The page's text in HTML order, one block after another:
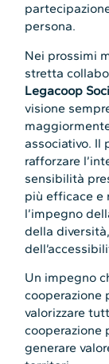
persona.
Nei prossimi
stretta
Legacoop
visione
associativo. Il
rafforzare
sensibilità
più efficace e
l’impegno
della
Un impegno
cooperazione
valorizzare
cooperazione
generare